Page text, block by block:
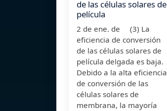
de las células solares de
película
2 de ene. de (3) La
eficiencia de conversión
de las células solares de
película delgada es baja.
Debido a la alta eficiencia
de conversión de las
células solares de
membrana, la mayoría